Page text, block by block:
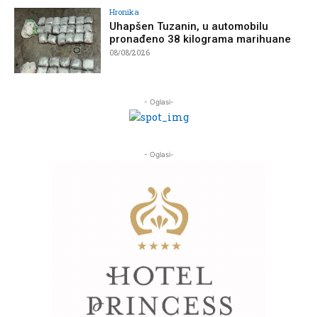
Hronika
Uhapšen Tuzanin, u automobilu
pronađeno 38 kilograma marihuane
08/08/2026
- Oglasi-
- Oglasi-